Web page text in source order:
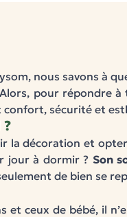
nous savons à
pour répondre
confort, sécurité et
la décoration et
jour à dormir ? Son
de bien se
et ceux de bébé, il